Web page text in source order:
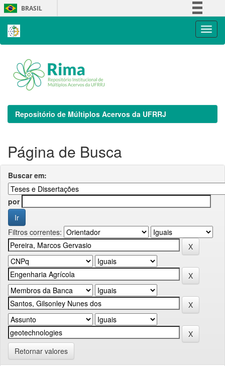
Skip
navigation
BRASIL
Repositório de Múltiplos Acervos da UFRRJ
Página de Busca
Buscar em:
por
Filtros correntes:
Retornar valores